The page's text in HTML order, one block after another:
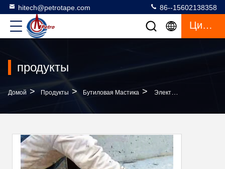
hitech@petrotape.com 86--15602138358
Цитата
продукты
Домой > Продукты > Бутиловая Мастика > Электрическая Уплотнительная Резиновая Бутиловая Мастика Для Бытовой Техники